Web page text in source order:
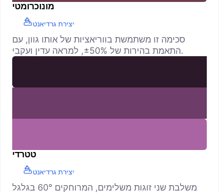
מונוכרומטי
יצירת גרדיאנט
סכימה זו משתמשת בווריאציות של אותו גוון, עם
התאמת בהירות של ±50%, למראה עדין ועקבי.
טטרדי
יצירת גרדיאנט
משלבת שני זוגות משלימים, המרוחקים 60° בגלגל